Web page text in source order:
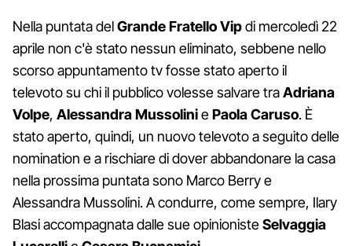
Nella puntata delGrande Fratello Vipdi mercoledì 22
aprile non c'è stato nessun eliminato, sebbene nello
scorso appuntamento tv fosse stato aperto il
televoto su chi il pubblico volesse salvare traAdriana
Volpe, Alessandra MussoliniePaola Caruso. È
stato aperto, quindi, un nuovo televoto a seguito delle
nomination e a rischiare di dover abbandonare la casa
nella prossima puntata sono Marco Berry e
Alessandra Mussolini. A condurre, come sempre, Ilary
Blasi accompagnata dalle sue opinionisteSelvaggia